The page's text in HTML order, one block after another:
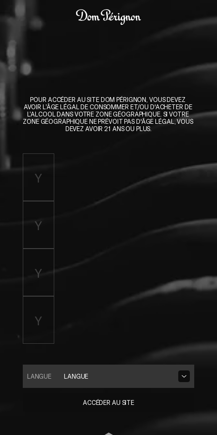
POUR ACCÉDER AU SITE DOM PÉRIGNON, VOUS DEVEZ
AVOIR L’ÂGE LÉGAL DE CONSOMMER ET/OU D'ACHETER DE
L’ALCOOL DANS VOTRE ZONE GÉOGRAPHIQUE. SI VOTRE
ZONE GÉOGRAPHIQUE NE PRÉVOIT PAS D'ÂGE LÉGAL, VOUS
DEVEZ AVOIR 21 ANS OU PLUS.
LANGUE
LANGUE
ACCÉDER AU SITE